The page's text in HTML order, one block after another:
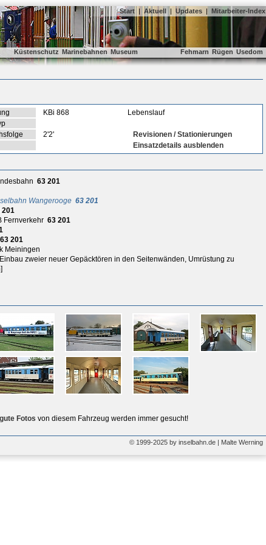
Start | Aktuell | Updates | Mitarbeiter-Index
Küstenschutz Marinebahnen Museum Fehmarn Rügen Usedom
KBi 868
Lebenslauf
2'2'
Revisionen / Stationierungen
Einsatzdetails ausblenden
63 201
Wangerooge 63 201
201
Fernverkehr 63 201
63 201
Meiningen
zweier neuer Gepäcktören in den Seitenwänden, Umrüstung zu
gute Fotos von diesem Fahrzeug werden immer gesucht!
© 1999-2025 by inselbahn.de | Malte Werning